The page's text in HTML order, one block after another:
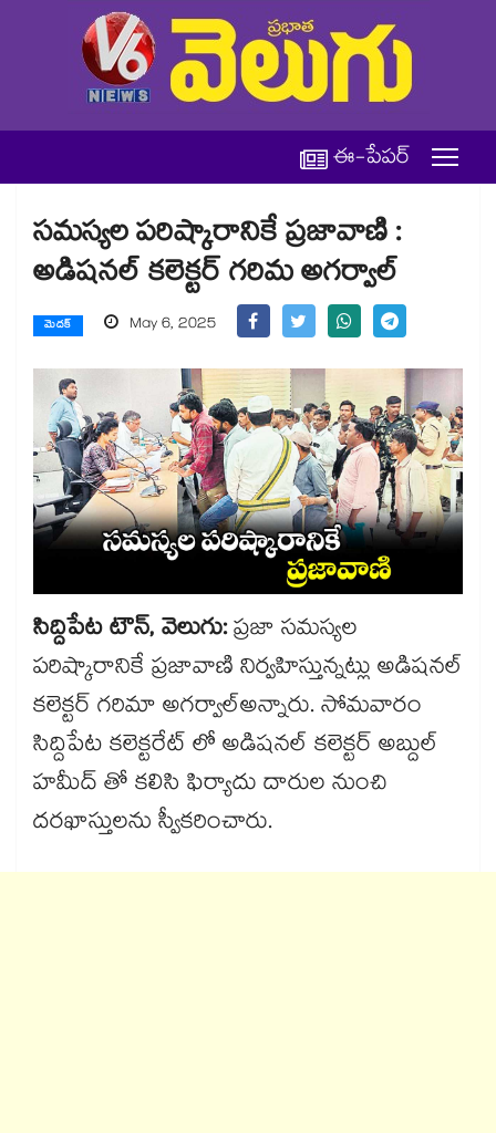
ఈ-పేపర్
సమస్యల పరిష్కారానికే ప్రజావాణి :
అడిషనల్ కలెక్టర్ గరిమ అగర్వాల్
మెదక్ May 6, 2025
సిద్దిపేట టౌన్, వెలుగు:ప్రజా సమస్యల
పరిష్కారానికే ప్రజావాణి నిర్వహిస్తున్నట్లు అడిషనల్
కలెక్టర్ గరిమా అగర్వాల్​అన్నారు. సోమవారం
సిద్దిపేట కలెక్టరేట్ లో అడిషనల్ కలెక్టర్ అబ్దుల్
హమీద్ తో కలిసి ఫిర్యాదు దారుల నుంచి
దరఖాస్తులను స్వీకరించారు.